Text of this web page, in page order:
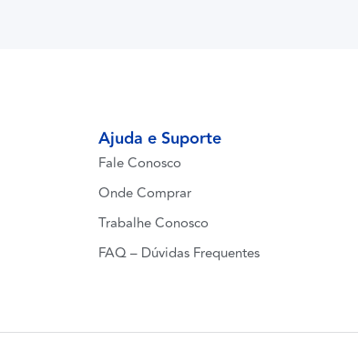
Ajuda e Suporte
Fale Conosco
Onde Comprar
Trabalhe Conosco
FAQ – Dúvidas Frequentes